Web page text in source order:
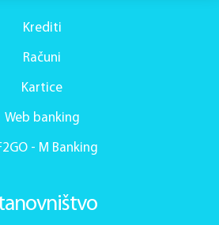
Krediti
Računi
Kartice
Web banking
- M Banking